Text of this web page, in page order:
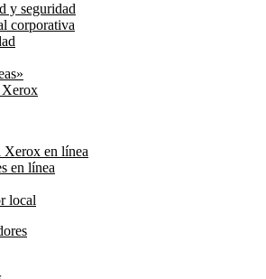
y seguridad
corporativa
Xerox
Xerox en línea
en línea
local